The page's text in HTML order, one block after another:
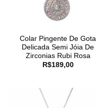
Colar Pingente De Gota
Delicada Semi Jóia De
Zirconias Rubi Rosa
R$189,00